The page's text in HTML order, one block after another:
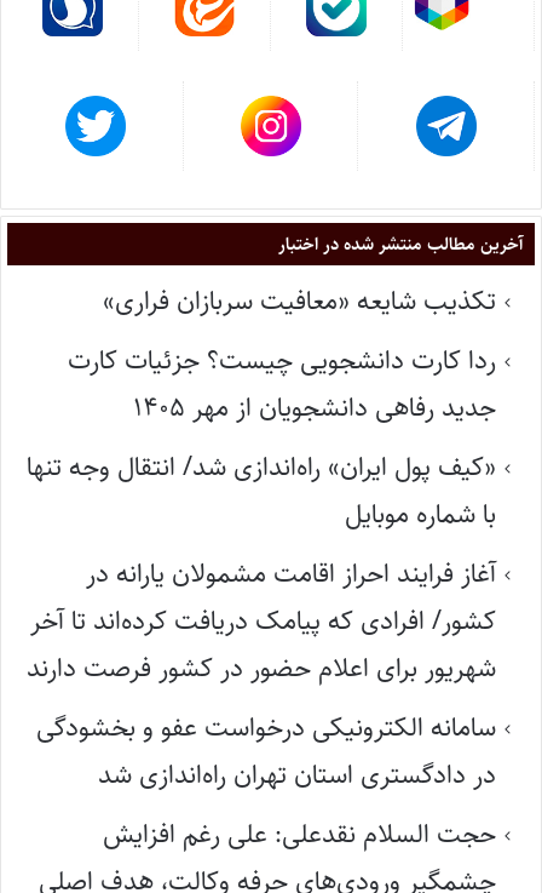
آخرین مطالب منتشر شده در اختبار
تکذیب شایعه «معافیت سربازان فراری»
ردا کارت دانشجویی چیست؟ جزئیات کارت
جدید رفاهی دانشجویان از مهر ۱۴۰۵
«کیف پول ایران» راه‌اندازی شد/ انتقال وجه تنها
با شماره موبایل
آغاز فرایند احراز اقامت مشمولان یارانه در
کشور/ افرادی که پیامک دریافت کرده‌اند تا آخر
شهریور برای اعلام حضور در کشور فرصت دارند
سامانه الکترونیکی درخواست عفو و بخشودگی
در دادگستری استان تهران راه‌اندازی شد
حجت السلام نقدعلی: علی رغم افزایش
چشمگیر ورودی‌های حرفه وکالت، هدف اصلی